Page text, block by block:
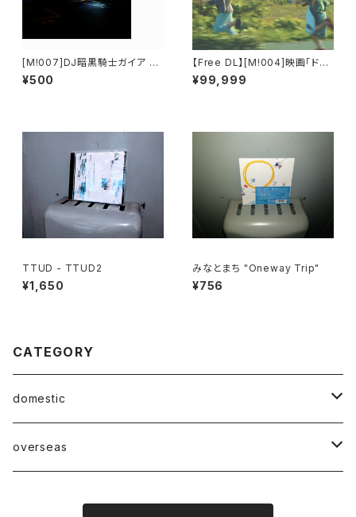
[M!007]DJ暗黒騎士ガイア - i
nsomnia moviegoer
¥500
【Free DL】[M​!​004​]​映画「ドブ
川番外地」劇伴音楽集
¥99,999
TTUD - TTUD2
¥1,650
みなとまち "Oneway Trip"
¥756
CATEGORY
domestic
Mabase Records[マバセレコーズ]
overseas